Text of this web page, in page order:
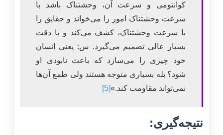
کوانتومی و سرعت آن، وحشتناک باشد با
سرعت وحشتناک امور را می‌خواند و حقایق را
با سرعت وحشتناک، کشف می‌کند و با دقت
بسیار عالی تصمیم می‌گیرد. س: یعنی انسان
خود چیزی را می‌سازد که باعث نابودی او
شود؟ بله بسیاری متوجه هستند ولی طمع آن‌ها
نمی‌تواند مقاومت کند.»[5]
نتیجه‌گیری: